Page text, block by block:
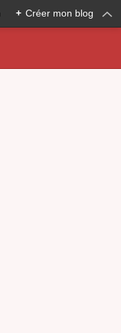
+ Créer mon blog